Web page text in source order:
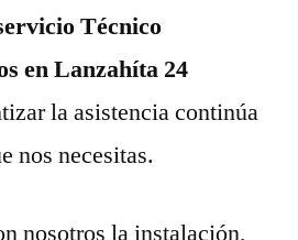
Técnico
en Lanzahíta 24
la asistencia continúa
nos necesitas.
nosotros la instalación,